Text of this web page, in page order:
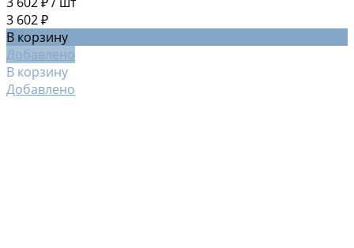
3 602 ₽
В корзину
Добавлено
В корзину
Добавлено